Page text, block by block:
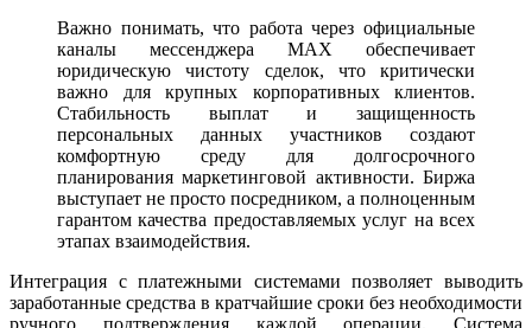
Важно понимать, что работа через официальные
каналы мессенджера MAX обеспечивает
юридическую чистоту сделок, что критически
важно для крупных корпоративных клиентов.
Стабильность выплат и защищенность
персональных данных участников создают
комфортную среду для долгосрочного
планирования маркетинговой активности. Биржа
выступает не просто посредником, а полноценным
гарантом качества предоставляемых услуг на всех
этапах взаимодействия.
Интеграция с платежными системами позволяет выводить
заработанные средства в кратчайшие сроки без необходимости